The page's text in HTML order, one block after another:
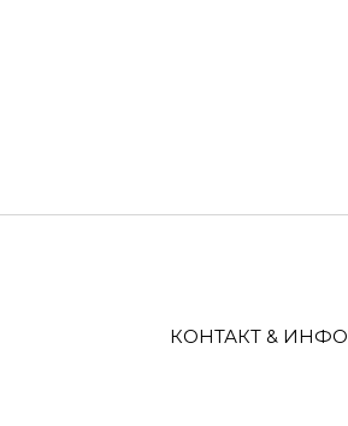
КОНТАКТ & ИНФО